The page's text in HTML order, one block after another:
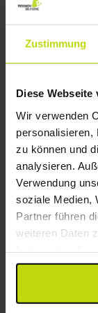
Zustimmung
Diese Webseite
Wir verwenden
personalisieren,
zu können und
analysieren.
Verwendung
soziale Medien,
Partner führen
weiteren Daten
gesammelt
Parkplätze,
kostenlosen
Zimmer
Das
angrenzenden
sind. Es
Verfügung,
mit einem
Andere
Parken
Ladestation
WiFi
Aufzug
Stockwerke: 3
Restaurant
Restaurant
Bar
Zimmer
Hund: 300
Fernseher